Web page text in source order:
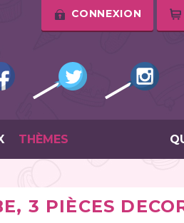
CONNEXION
THÈMES
3 PIÈCES